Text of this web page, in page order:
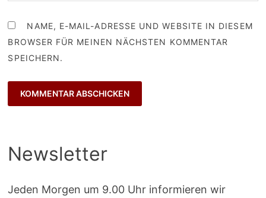
NAME, E-MAIL-ADRESSE UND WEBSITE IN DIESEM
BROWSER FÜR MEINEN NÄCHSTEN KOMMENTAR
SPEICHERN.
Newsletter
Jeden Morgen um 9.00 Uhr informieren wir